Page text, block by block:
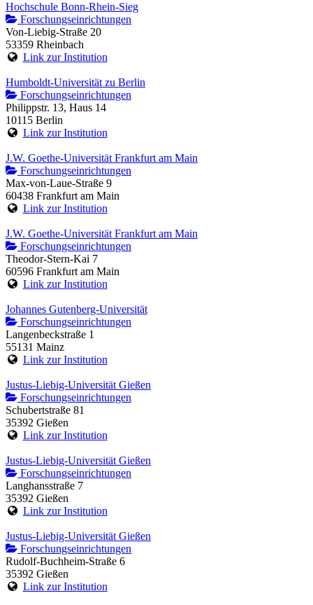
Hochschule Bonn-Rhein-Sieg
Forschungseinrichtungen
Von-Liebig-Straße 20
53359 Rheinbach
Link zur Institution
Humboldt-Universität zu Berlin
Forschungseinrichtungen
Philippstr. 13, Haus 14
10115 Berlin
Link zur Institution
J.W. Goethe-Universität Frankfurt am Main
Forschungseinrichtungen
Max-von-Laue-Straße 9
60438 Frankfurt am Main
Link zur Institution
J.W. Goethe-Universität Frankfurt am Main
Forschungseinrichtungen
Theodor-Stern-Kai 7
60596 Frankfurt am Main
Link zur Institution
Johannes Gutenberg-Universität
Forschungseinrichtungen
Langenbeckstraße 1
55131 Mainz
Link zur Institution
Justus-Liebig-Universität Gießen
Forschungseinrichtungen
Schubertstraße 81
35392 Gießen
Link zur Institution
Justus-Liebig-Universität Gießen
Forschungseinrichtungen
Langhansstraße 7
35392 Gießen
Link zur Institution
Justus-Liebig-Universität Gießen
Forschungseinrichtungen
Rudolf-Buchheim-Straße 6
35392 Gießen
Link zur Institution